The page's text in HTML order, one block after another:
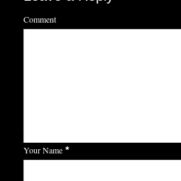
Comment
Your Name *